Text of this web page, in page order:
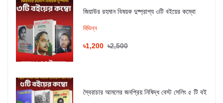
জিয়াউর রহমান বিষয়ক দুষ্প্রাপ্য ৩টি বইয়ের কম্বো
বিভিন্ন
৳1,200 ৳2,500
স্বৈরাচার আমলের জনপ্রিয় নিষিদ্ধ বেস্ট সেলিং ৫ টি বই